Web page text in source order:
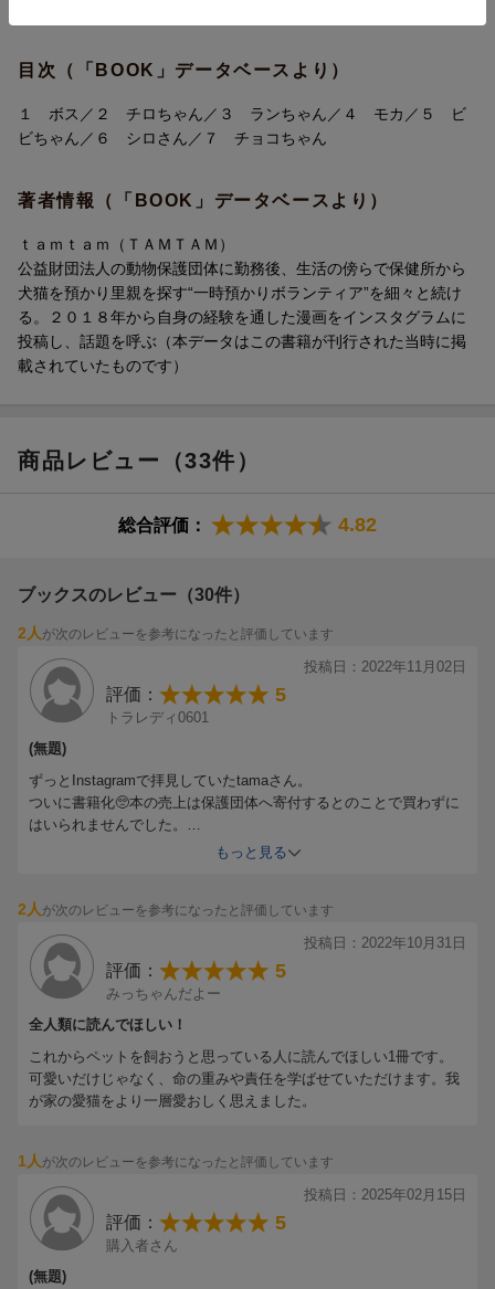
まずは知ってほしい。そんな思いから著者が厳選した7匹のホゴイ
ヌたちとの忘れられないエピソードを、描きおろしのカラーイラ
ストや実際の写真を交えて一冊にまとめた初めての書籍です。
ホゴイヌたちとの出会いには、涙なしには読めない辛い現実や悲
しみがあります。でも、それだけじゃない。彼らと過ごす日々に
しさや、たとえ短い間でも絆を深められた経験は、かけがえのな
い家族との宝もの。たまさんとホゴイヌたちとの愛情にふれ、読
んだ後には心が温かくなる…。これは、そんな命と愛の物語で
す。
個性あふれる7匹のホゴイヌたちとのエピソードを読めば、彼らの
ことを愛さずにいられなくなるでしょう。それぞれにそれぞれの
物語があり、見せてくれるしぐさや表情も、みんな違っているの
です。一度読んだら忘れられない。愛しい愛しいイヌたちの物語
ペットを飼えない？！）、モカ（保護活動ってエライ？！・保健
っと聞いてほしい野犬の話）、チョコ（ペットショップで買って
もいいじゃないか・これから犬を飼う人へ）
目次（「BOOK」データベースより）
１ ボス／２ チロちゃん／３ ランちゃん／４ モカ／５ ビ
ビちゃん／６ シロさん／７ チョコちゃん
著者情報（「BOOK」データベースより）
ｔａｍｔａｍ（ＴＡＭＴＡＭ）
公益財団法人の動物保護団体に勤務後、生活の傍らで保健所から
犬猫を預かり里親を探す“一時預かりボランティア”を細々と続け
る。２０１８年から自身の経験を通した漫画をインスタグラムに
投稿し、話題を呼ぶ（本データはこの書籍が刊行された当時に掲
載されていたものです）
商品レビュー（33件）
総合評価： 4.82
ブックスのレビュー（30件）
2人 が次のレビューを参考になったと評価しています
投稿日：2022年11月02日
評価： 5
トラレディ0601
(無題)
ずっとInstagramで拝見していたtamaさん。
ついに書籍化🥺本の売上は保護団体へ寄付するとのことで買わずに
はいられませんでした。
大好きなシロさんや、可愛すぎるボスちゃん。
保護活動の、辛い現実も丁寧に分かりやすく
綺麗事などで片付けることもなく書かれています。
犬を飼うということはどういう事か。
改めて色々と考えさせられる作品です。
もっと見る
2人 が次のレビューを参考になったと評価しています
投稿日：2022年10月31日
評価： 5
みっちゃんだよー
全人類に読んでほしい！
これからペットを飼おうと思っている人に読んでほしい1冊です。
可愛いだけじゃなく、命の重みや責任を学ばせていただけます。我
が家の愛猫をより一層愛おしく思えました。
1人 が次のレビューを参考になったと評価しています
投稿日：2025年02月15日
評価： 5
購入者さん
(無題)